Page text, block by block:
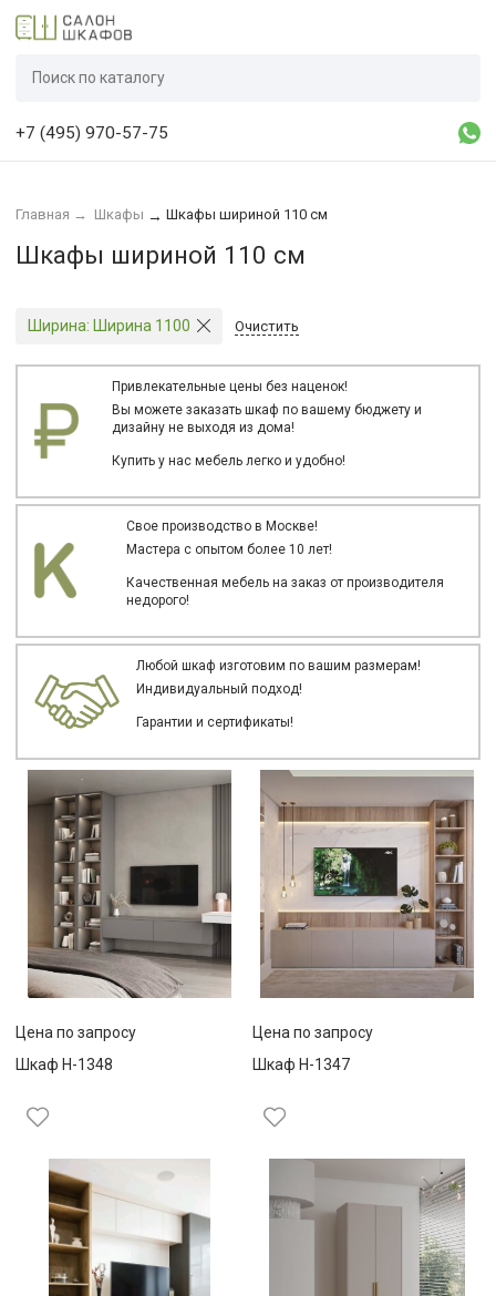
+7 (495) 970-57-75
Главная → Шкафы → Шкафы шириной 110 см
Шкафы шириной 110 см
Ширина: Ширина 1100 Очистить
Привлекательные цены без наценок!
Вы можете заказать шкаф по вашему бюджету и
дизайну не выходя из дома!
Купить у нас мебель легко и удобно!
Свое производство в Москве!
Мастера с опытом более 10 лет!
Качественная мебель на заказ от производителя
недорого!
Любой шкаф изготовим по вашим размерам!
Индивидуальный подход!
Гарантии и сертификаты!
Цена по запросу
Шкаф Н-1348
Цена по запросу
Шкаф Н-1347